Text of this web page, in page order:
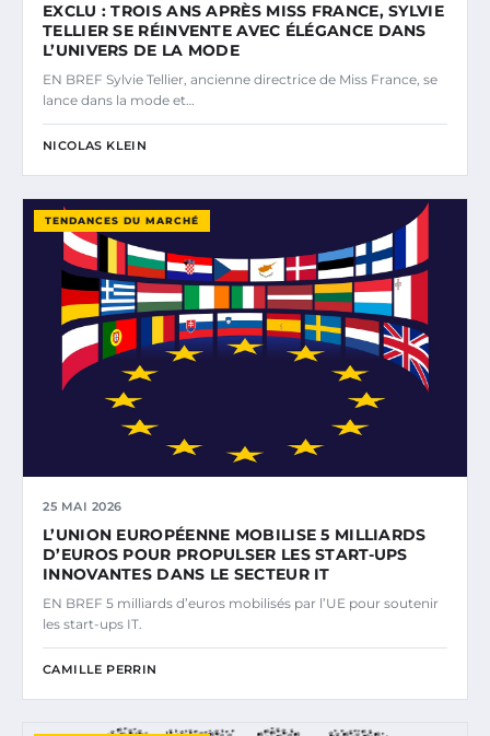
EXCLU : TROIS ANS APRÈS MISS FRANCE, SYLVIE
TELLIER SE RÉINVENTE AVEC ÉLÉGANCE DANS
L’UNIVERS DE LA MODE
EN BREF Sylvie Tellier, ancienne directrice de Miss France, se
lance dans la mode et…
NICOLAS KLEIN
TENDANCES DU MARCHÉ
25 MAI 2026
L’UNION EUROPÉENNE MOBILISE 5 MILLIARDS
D’EUROS POUR PROPULSER LES START-UPS
INNOVANTES DANS LE SECTEUR IT
EN BREF 5 milliards d’euros mobilisés par l’UE pour soutenir
les start-ups IT.
CAMILLE PERRIN